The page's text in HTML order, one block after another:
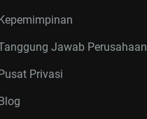
Jawab Perusahaan
Privasi